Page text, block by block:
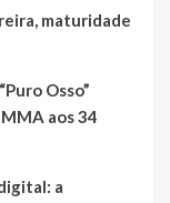
maturidade
Osso”
aos 34
a